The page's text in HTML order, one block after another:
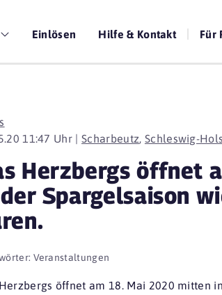
Einlösen Hilfe & Kontakt Für
11:47 Uhr |Scharbeutz, Schleswig-
Herzbergs öffnet
Spargelsaison
Veranstaltungen
öffnet am 18. Mai 2020 mitten